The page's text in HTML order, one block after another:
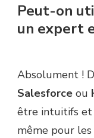
Peut-on
un expert
Absolument !
Salesforce ou
être intuitifs et
même pour